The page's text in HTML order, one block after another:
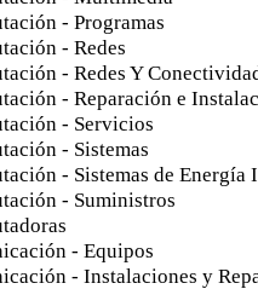
- Programas
- Redes
- Redes Y
- Reparación e
- Servicios
- Sistemas
- Sistemas de Energía
- Suministros
- Equipos
- Instalaciones y